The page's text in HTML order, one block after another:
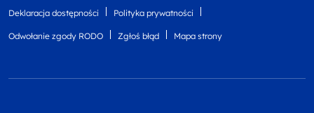
Deklaracja dostępności Polityka prywatności
Odwołanie zgody RODO Zgłoś błąd Mapa strony